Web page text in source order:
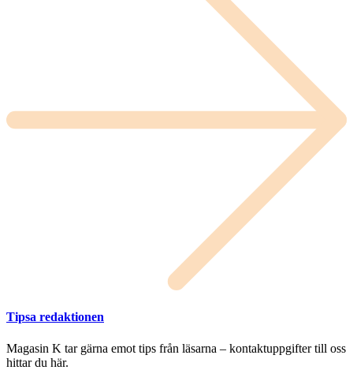
Tipsa redaktionen
Magasin K tar gärna emot tips från läsarna – kontaktuppgifter till oss
hittar du här.